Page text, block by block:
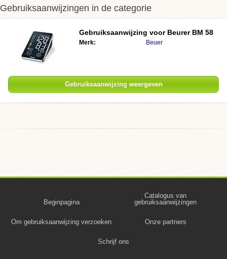
Gebruiksaanwijzingen in de categorie
Gebruiksaanwijzing voor Beurer BM 58
Merk: Beuer
Gebruiksaanwijzing weergeven
Beginpagina
Catalogus van
gebruiksaanwijzingen
Om gebruiksaanwijzing verzoeken Onze partners
Schrijf ons